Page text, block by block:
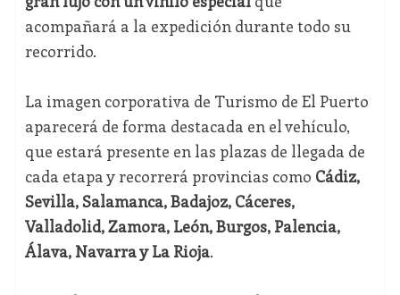
acompañará a la expedición durante todo su
recorrido.
La imagen corporativa de Turismo de El Puerto
aparecerá de forma destacada en el vehículo,
que estará presente en las plazas de llegada de
cada etapa y recorrerá provincias como Cádiz,
Sevilla, Salamanca, Badajoz, Cáceres,
Valladolid, Zamora, León, Burgos, Palencia,
Álava, Navarra y La Rioja.